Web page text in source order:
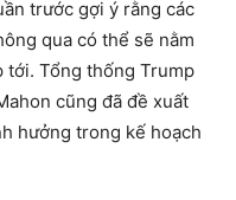
trước gợi ý rằng các
qua có thể sẽ nằm
tới. Tổng thống Trump
cũng đã đề xuất
hưởng trong kế hoạch